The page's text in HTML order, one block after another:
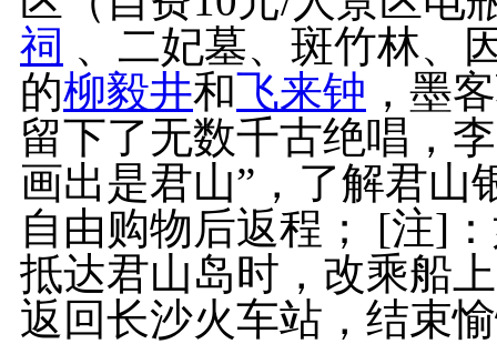
祠 、二妃墓、斑竹林、
的柳毅井和飞来钟 ，墨
留下了无数千古绝唱，
画出是君山”，了解君山
自由购物后返程； [注]
抵达君山岛时，改乘船
返回长沙火车站，结束